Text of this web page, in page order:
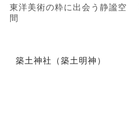
東洋美術の粋に出会う静謐空
間
築土神社（築土明神）